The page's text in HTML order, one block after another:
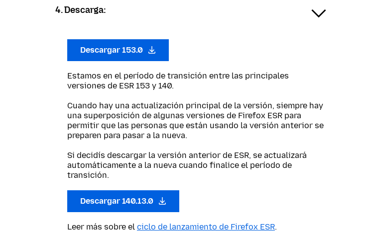
4. Descarga:
Descargar 153.0
Estamos en el período de transición entre las principales
versiones de ESR 153 y 140.
Cuando hay una actualización principal de la versión, siempre hay
una superposición de algunas versiones de Firefox ESR para
permitir que las personas que están usando la versión anterior se
preparen para pasar a la nueva.
Si decidís descargar la versión anterior de ESR, se actualizará
automáticamente a la nueva cuando finalice el período de
transición.
Descargar 140.13.0
Leer más sobre el ciclo de lanzamiento de Firefox ESR.